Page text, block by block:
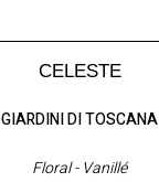
CELESTE
GIARDINI DI TOSCANA
Floral - Vanillé